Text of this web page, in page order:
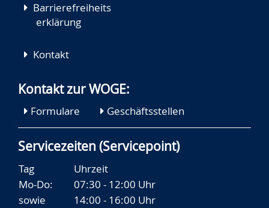
Barrierefreiheits
erklärung
Kontakt
Kontakt zur WOGE:
Formulare Geschäftsstellen
Servicezeiten (Servicepoint)
Tag
Uhrzeit
Mo-Do:
07:30 - 12:00 Uhr
sowie
14:00 - 16:00 Uhr